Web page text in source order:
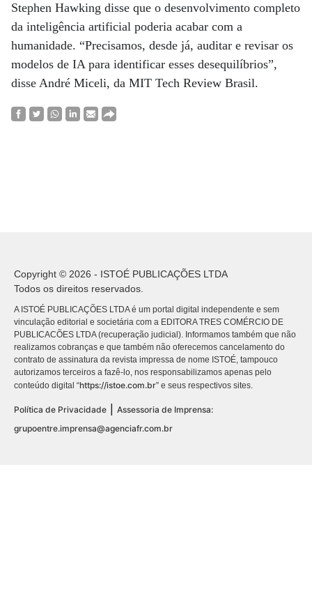
Stephen Hawking disse que o desenvolvimento completo
da inteligência artificial poderia acabar com a
humanidade. “Precisamos, desde já, auditar e revisar os
modelos de IA para identificar esses desequilíbrios”,
disse André Miceli, da MIT Tech Review Brasil.
Copyright © 2026 - ISTOÉ PUBLICAÇÕES LTDA
Todos os direitos reservados.
A ISTOÉ PUBLICAÇÕES LTDA é um portal digital independente e sem
vinculação editorial e societária com a EDITORA TRES COMÉRCIO DE
PUBLICACÕES LTDA (recuperação judicial). Informamos também que não
realizamos cobranças e que também não oferecemos cancelamento do
contrato de assinatura da revista impressa de nome ISTOÉ, tampouco
autorizamos terceiros a fazê-lo, nos responsabilizamos apenas pelo
conteúdo digital “https://istoe.com.br” e seus respectivos sites.
Política de Privacidade
Assessoria de Imprensa:
grupoentre.imprensa@agenciafr.com.br